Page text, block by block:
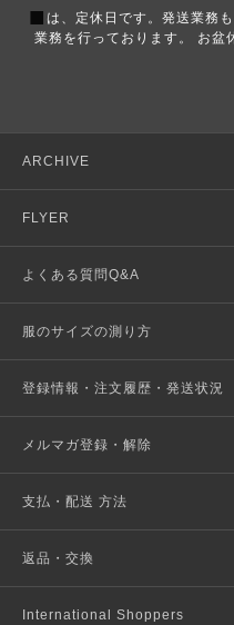
■ は、定休日です。発送業務
業務を行っております。 お盆
ARCHIVE
FLYER
よくある質問Q&A
服のサイズの測り方
登録情報・注文履歴・発送状況
メルマガ登録・解除
支払・配送 方法
返品・交換
International Shoppers